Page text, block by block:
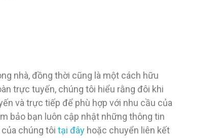
nhà, đồng thời cũng là một cách hữu
trực tuyến, chúng tôi hiểu rằng đôi khi
và trực tiếp để phù hợp với nhu cầu của
bảo bạn luôn cập nhật những thông tin
chúng tôi tại đây hoặc chuyển liên kết